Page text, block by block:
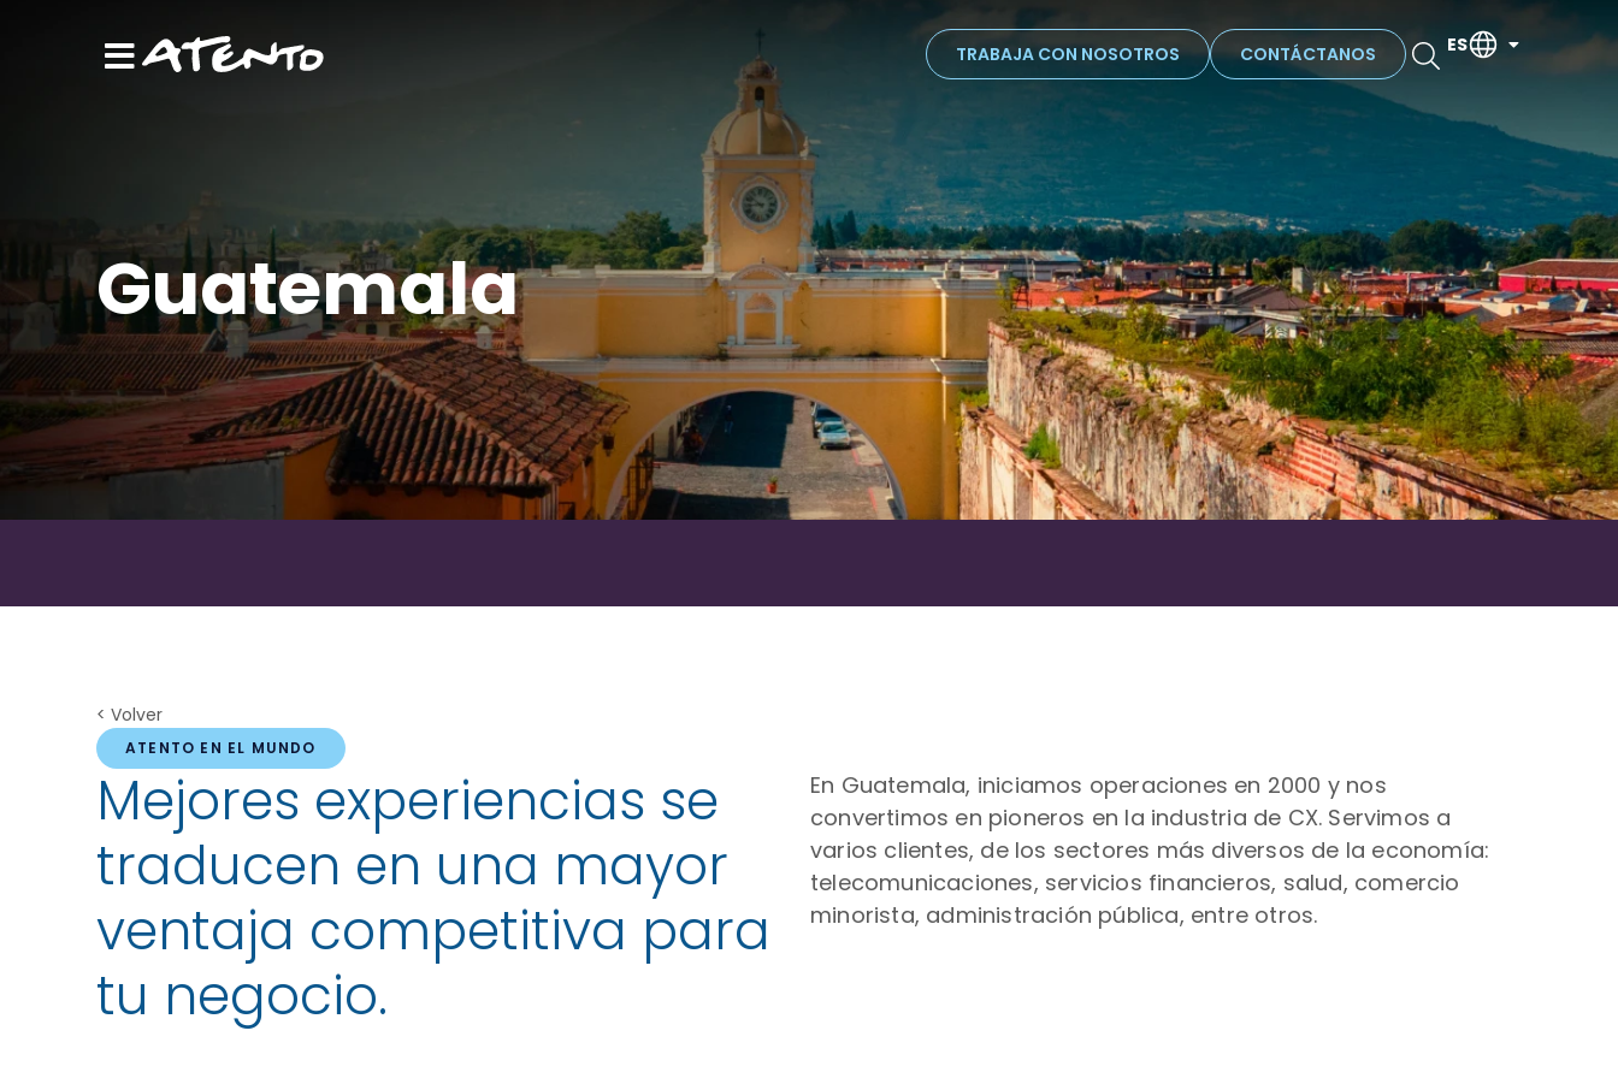
TRABAJA CON NOSOTROS CONTÁCTANOS ES
Guatemala
< Volver
ATENTO EN EL MUNDO
Mejores experiencias se
traducen en una mayor
ventaja competitiva para
tu negocio.
En Guatemala, iniciamos operaciones en 2000 y nos
convertimos en pioneros en la industria de CX. Servimos a
varios clientes, de los sectores más diversos de la economía:
telecomunicaciones, servicios financieros, salud, comercio
minorista, administración pública, entre otros.